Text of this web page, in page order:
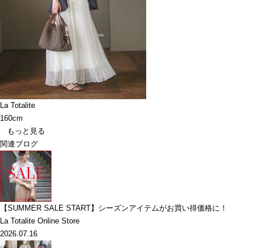
La Totalite
160cm
もっと見る
関連ブログ
【SUMMER SALE START】シーズンアイテムがお買い得価格に！
La Totalite Online Store
2026.07.16